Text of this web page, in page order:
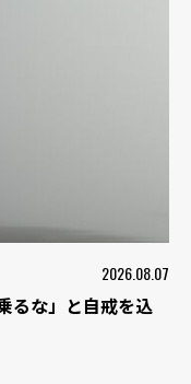
2026.08.07
るな」と自戒を込